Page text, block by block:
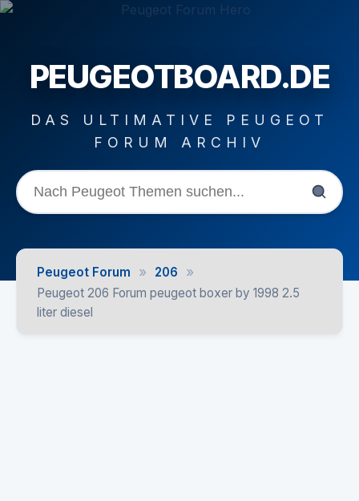
PEUGEOTBOARD.DE
DAS ULTIMATIVE PEUGEOT
FORUM ARCHIV
Peugeot Forum » 206 »
Peugeot 206 Forum peugeot boxer by 1998 2.5
liter diesel